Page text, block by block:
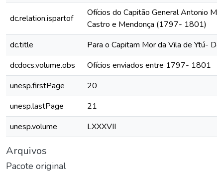
dc.relation.ispartof
Ofícios do Capitão General Antonio
Castro e Mendonça (1797- 1801)
dc.title
Para o Capitam Mor da Vila de Ytú-
dcdocs.volume.obs
Ofícios enviados entre 1797- 1801
unesp.firstPage
20
unesp.lastPage
21
unesp.volume
LXXXVII
Arquivos
Pacote original